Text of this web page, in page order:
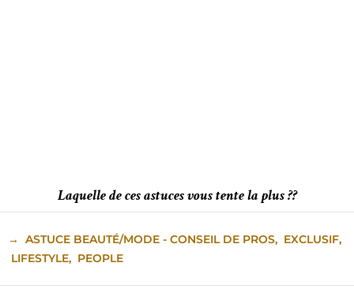
Laquelle de ces astuces vous tente la plus ??
→ ASTUCE BEAUTÉ/MODE - CONSEIL DE PROS, EXCLUSIF,
LIFESTYLE, PEOPLE